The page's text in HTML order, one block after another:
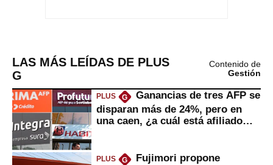
LAS MÁS LEÍDAS DE PLUS
G
Contenido de
Gestión
PLUS G
Ganancias de tres AFP se
disparan más de 24%, pero en
una caen, ¿a cuál está afiliado
PLUS G
Fujimori propone